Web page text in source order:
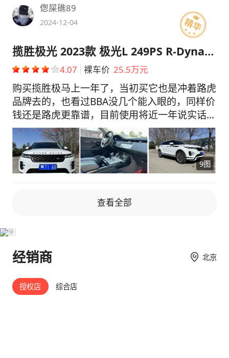
人暂停动作来多看几眼，过段时间打算去熏黑一
下轮毂。 车窗是可以进行锁车一键升窗的（要
在车机设置中设置一下 2⃣️内饰和空间：内饰上
比如车门储物那的壳子是很硬很结实的，当初去
感受过bba的真的有点塑料。怕石榴红不耐看，
犹豫了很久，但事实证明真的很好看！ 因为一
直作为前排驾驶者，后排还没亲身坐过，不过我
朋友一米八可以跷二郎腿，后备箱不常用也没办
法评价啦。 靠背是可以电动调节的，调整到合
适的档位会舒服很多。英国之宝还不错，尤其在
听一些低音歌曲会很突出！氛围灯一打，绝美的
高级感！ 3⃣️油耗方面：众所周知的油老虎哈哈
哈，通勤来回15公里，油耗13-15个，一块钱一
吧，我是偏暴力驾驶的。 4⃣️驾驶感：从旧suv换
顿感至今还是有点，起步感觉也有点肉了，可能
是我比较心急，不过也是可以猛冲的，就是发动
机会有点响，开起来匀速之后就很丝滑了，然后
开完拖拉机。 驾驶模式有很多种，目前只体验
偬屎礁89
2024-12-04
揽胜极光 2023款 极光L 249PS R-Dynamic 豪华版
4.07 裸车价 25.5万元
购买揽胜极马上一年了，当初买它也是冲着路虎
品牌去的，也看过BBA没几个能入眼的，同样价
钱还是路虎更靠谱，目前使用将近一年说实话大
毛病还真没有，小毛病难免会有一点。简单和大
家分享一下用车小细节。 路虎内饰的座椅不仅
柔软舒适，而且填充恰到好处，对身体的包裹性
非常好，长时间乘坐也不会觉得疲惫。双屏的设
功能一目了然，车内的氛围灯还能营造出不同的
氛围，晚上开车的时候特别有感觉。 乘坐空间
身高1米78，坐在前排，头部空间有一拳多，视
野很开阔。后排腿部空间也比较宽敞，能有两拳
左右的余量，翘个二郎腿也没问题。而且后排地
板中间隆起不高，对中间乘客比较友好。不过，
横向空间相对来说不是特别宽敞，如果后排坐三
9图
查看全部
经销商 北京
授权店 综合店